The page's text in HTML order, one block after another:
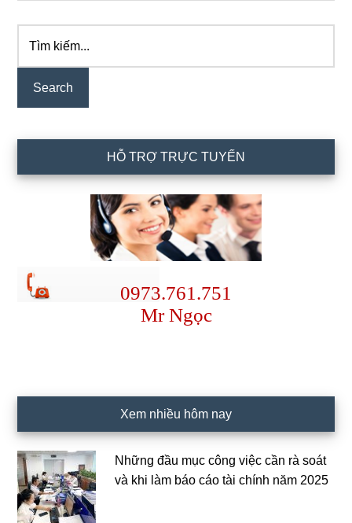
Primary
Sidebar
kiếm...
HỖ TRỢ TRỰC TUYẾN
0973.761.751
Mr Ngọc
Xem nhiều hôm nay
Những đầu mục công việc cần rà soát
và khi làm báo cáo tài chính năm 2025